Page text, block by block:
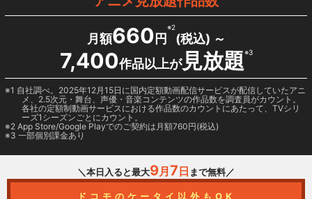
月額660 円
※2
(税込) ～
7,400作品以上が見放題※3
1 自社調べ。2025年12月15日に国内定額動画配信サービスが配信していたアニ
メ、2.5次元・舞台、声優・音楽コンテンツの作品数を調査員がカウント。
各社の定額制動画サービスにおける作品数のカウントにあたって、TVシリ
ーズ1シーズンごとにカウント。
2 App Store/Google Playでのご契約は月額760円(税込)
3 一部個別課金あり
＼本日入ると最大9月 7 日 まで無料／
ドコモのケータイ以外もOK